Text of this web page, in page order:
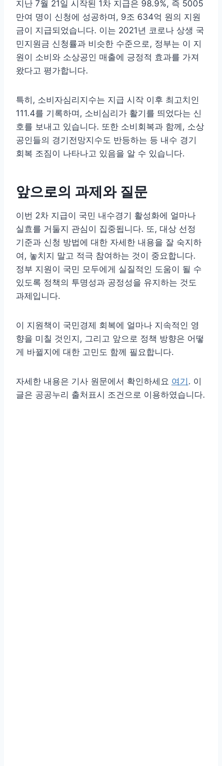
지난 7월 21일 시작된 1차 지급은 98.9%, 즉 5005
만여 명이 신청에 성공하며, 9조 634억 원의 지원
금이 지급되었습니다. 이는 2021년 코로나 상생 국
민지원금 신청률과 비슷한 수준으로, 정부는 이 지
원이 소비와 소상공인 매출에 긍정적 효과를 가져
왔다고 평가합니다.
특히, 소비자심리지수는 지급 시작 이후 최고치인
111.4를 기록하며, 소비심리가 활기를 띄었다는 신
호를 보내고 있습니다. 또한 소비회복과 함께, 소상
공인들의 경기전망지수도 반등하는 등 내수 경기
회복 조짐이 나타나고 있음을 알 수 있습니다.
앞으로의 과제와 질문
이번 2차 지급이 국민 내수경기 활성화에 얼마나
실효를 거둘지 관심이 집중됩니다. 또, 대상 선정
기준과 신청 방법에 대한 자세한 내용을 잘 숙지하
여, 놓치지 말고 적극 참여하는 것이 중요합니다.
정부 지원이 국민 모두에게 실질적인 도움이 될 수
있도록 정책의 투명성과 공정성을 유지하는 것도
과제입니다.
이 지원책이 국민경제 회복에 얼마나 지속적인 영
향을 미칠 것인지, 그리고 앞으로 정책 방향은 어떻
게 바뀔지에 대한 고민도 함께 필요합니다.
자세한 내용은 기사 원문에서 확인하세요 여기. 이
글은 공공누리 출처표시 조건으로 이용하였습니다.